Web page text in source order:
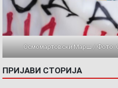
Осмомартовски Марш / Фото:
ПРИЈАВИ СТОРИЈА